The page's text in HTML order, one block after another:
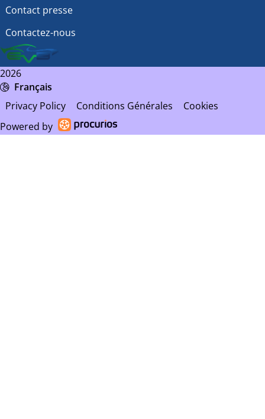
Contact presse
Contactez-nous
2026
Français
Privacy Policy
Conditions Générales
Cookies
Powered by